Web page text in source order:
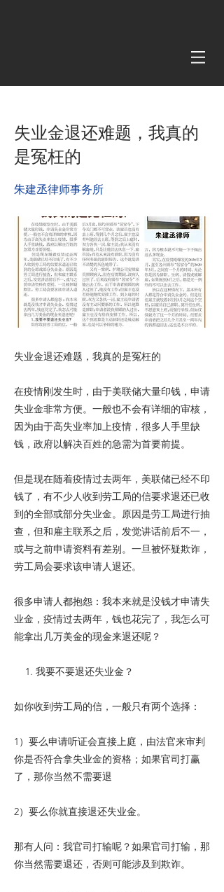
失业金退还难题，我真的
是冤枉的
朱建丞律师事务所
失业金退还难题，我真的是冤枉的
在疫情刚发生时，由于美联储大量印钱，申请
失业金非常方便。一般也不会有详细的审核，
因为由于高失业率加上疫情，很多人手里缺
钱，政府以解决百姓的急需为首要前提。
但是现在随着疫情过去两年，美联储已经不印
钱了，有不少人收到劳工局的信要求退还已收
到的全部或部分失业金。原因是劳工局进行抽
查，但和雇主联系之后，发觉讲话前后不一，
或与之前申请资料有差别。一旦被怀疑欺诈，
劳工局会要求该申请人退还。
很多申请人都抱怨：我本来就是没钱才申请失
业金，疫情过去两年，钱也花完了，我怎么可
能拿出几万美金的现金来退还呢？
1. 我要不要退还失业金？
如你收到劳工局的信，一般只有两个选择：
1）要么申请听证会直接上庭，由法官来审判
你是否符合拿失业金的资格；如果官司打赢
了，那你当然不需要退
2）要么你就直接退还失业金。
那有人问：我官司打输呢？如果官司打输，那
你当然需要退还，否则可能涉及到欺诈。